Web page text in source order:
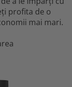
profita de o
mai mari.